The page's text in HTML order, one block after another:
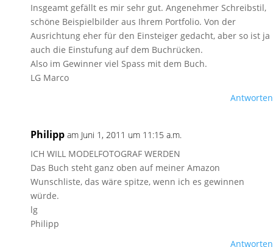
Insgeamt gefällt es mir sehr gut. Angenehmer Schreibstil,
schöne Beispielbilder aus Ihrem Portfolio. Von der
Ausrichtung eher für den Einsteiger gedacht, aber so ist ja
auch die Einstufung auf dem Buchrücken.
Also im Gewinner viel Spass mit dem Buch.
LG Marco
Antworten
Philipp am Juni 1, 2011 um 11:15 a.m.
ICH WILL MODELFOTOGRAF WERDEN
Das Buch steht ganz oben auf meiner Amazon
Wunschliste, das wäre spitze, wenn ich es gewinnen
würde.
lg
Philipp
Antworten